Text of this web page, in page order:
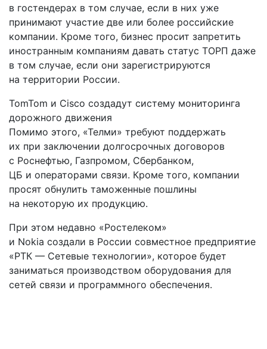
в гостендерах в том случае, если в них уже
принимают участие две или более российские
компании. Кроме того, бизнес просит запретить
иностранным компаниям давать статус ТОРП даже
в том случае, если они зарегистрируются
на территории России.
TomTom и Cisco создадут систему мониторинга
дорожного движения
Помимо этого, «Телми» требуют поддержать
их при заключении долгосрочных договоров
с Роснефтью, Газпромом, Сбербанком,
ЦБ и операторами связи. Кроме того, компании
просят обнулить таможенные пошлины
на некоторую их продукцию.
При этом недавно «Ростелеком»
и Nokia создали в России совместное предприятие
«РТК — Сетевые технологии», которое будет
заниматься производством оборудования для
сетей связи и программного обеспечения.